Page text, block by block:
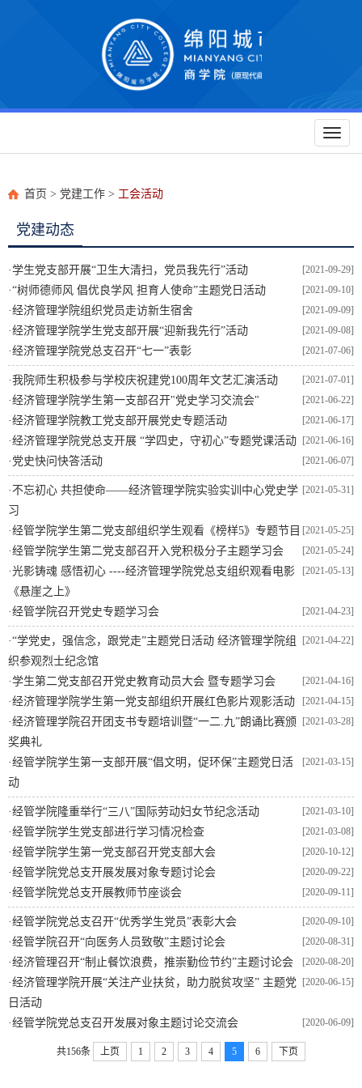
Toggle
首页 > 党建工作 > 工会活动
党建动态
[2021-09-29]
·学生党支部开展“卫生大清扫，党员我先行”活动
[2021-09-10]
·“树师德师风 倡优良学风 担育人使命”主题党日活动
[2021-09-09]
·经济管理学院组织党员走访新生宿舍
[2021-09-08]
·经济管理学院学生党支部开展“迎新我先行”活动
[2021-07-06]
·经济管理学院党总支召开“七一”表彰
[2021-07-01]
·我院师生积极参与学校庆祝建党100周年文艺汇演活动
[2021-06-22]
·经济管理学院学生第一支部召开"党史学习交流会"
[2021-06-17]
·经济管理学院教工党支部开展党史专题活动
[2021-06-16]
·经济管理学院党总支开展 “学四史，守初心”专题党课活动
[2021-06-07]
· 党史快问快答活动
[2021-05-31]
·不忘初心 共担使命——经济管理学院实验实训中心党史学
习
[2021-05-25]
·经管学院学生第二党支部组织学生观看《榜样5》专题节目
[2021-05-24]
·经管学院学生第二党支部召开入党积极分子主题学习会
[2021-05-13]
·光影铸魂 感悟初心 ----经济管理学院党总支组织观看电影
《悬崖之上》
[2021-04-23]
·经管学院召开党史专题学习会
[2021-04-22]
·“学党史，强信念，跟党走”主题党日活动 经济管理学院组
织参观烈士纪念馆
[2021-04-16]
·学生第二党支部召开党史教育动员大会 暨专题学习会
[2021-04-15]
·经济管理学院学生第一党支部组织开展红色影片观影活动
[2021-03-28]
·经济管理学院召开团支书专题培训暨“一二.九”朗诵比赛颁
奖典礼
[2021-03-15]
·经管学院学生第一支部开展“倡文明，促环保”主题党日活
动
[2021-03-10]
·经管学院隆重举行“三八”国际劳动妇女节纪念活动
[2021-03-08]
·经管学院学生党支部进行学习情况检查
[2020-10-12]
·经管学院学生第一党支部召开党支部大会
[2020-09-22]
·经管学院党总支开展发展对象专题讨论会
[2020-09-11]
·经管学院党总支开展教师节座谈会
[2020-09-10]
·经管学院党总支召开“优秀学生党员”表彰大会
[2020-08-31]
·经管学院召开“向医务人员致敬”主题讨论会
[2020-08-20]
·经济管理召开“制止餐饮浪费，推崇勤俭节约”主题讨论会
[2020-06-15]
·经济管理学院开展“关注产业扶贫，助力脱贫攻坚” 主题党
日活动
[2020-06-09]
·经管学院党总支召开发展对象主题讨论交流会
共156条 上页 1 2 3 4 5 6 下页